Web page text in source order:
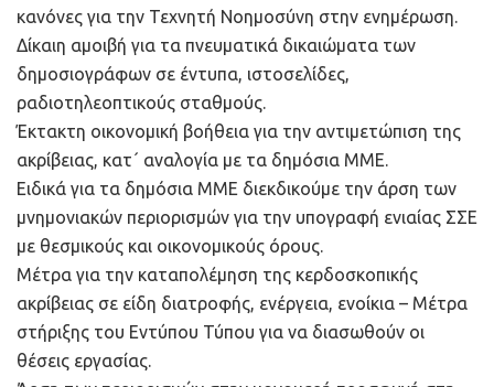
κανόνες για την Τεχνητή Νοημοσύνη στην ενημέρωση.
Δίκαιη αμοιβή για τα πνευματικά δικαιώματα των
δημοσιογράφων σε έντυπα, ιστοσελίδες,
ραδιοτηλεοπτικούς σταθμούς.
Έκτακτη οικονομική βοήθεια για την αντιμετώπιση της
ακρίβειας, κατ´ αναλογία με τα δημόσια ΜΜΕ.
Ειδικά για τα δημόσια ΜΜΕ διεκδικούμε την άρση των
μνημονιακών περιορισμών για την υπογραφή ενιαίας ΣΣΕ
με θεσμικούς και οικονομικούς όρους.
Μέτρα για την καταπολέμηση της κερδοσκοπικής
ακρίβειας σε είδη διατροφής, ενέργεια, ενοίκια – Μέτρα
στήριξης του Εντύπου Τύπου για να διασωθούν οι
θέσεις εργασίας.